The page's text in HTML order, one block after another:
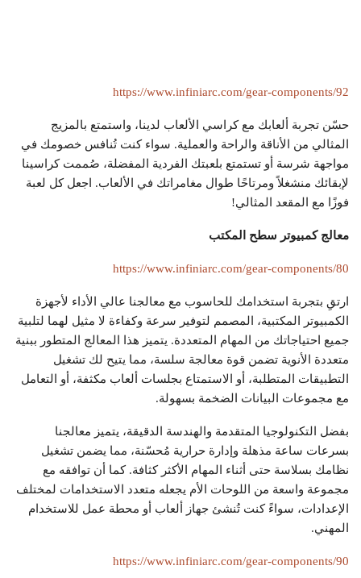
https://www.infiniarc.com/gear-components/92
حسّن تجربة ألعابك مع كراسي الألعاب لدينا، واستمتع بالمزيج
المثالي من الأناقة والراحة والعملية. سواء كنت تُنافس خصومك في
مواجهة شرسة أو تستمتع بلعبتك الفردية المفضلة، صُممت كراسينا
لإبقائك منشغلاً ومرتاحًا طوال مغامراتك في الألعاب. اجعل كل لعبة
فوزًا مع المقعد المثالي!
معالج كمبيوتر سطح المكتب
https://www.infiniarc.com/gear-components/80
ارتقِ بتجربة استخدامك للحاسوب مع معالجنا عالي الأداء لأجهزة
الكمبيوتر المكتبية، المصمم لتوفير سرعة وكفاءة لا مثيل لهما لتلبية
جميع احتياجاتك من المهام المتعددة. يتميز هذا المعالج المتطور ببنية
متعددة الأنوية تضمن قوة معالجة سلسة، مما يتيح لك تشغيل
التطبيقات المتطلبة، أو الاستمتاع بجلسات ألعاب مكثفة، أو التعامل
مع مجموعات البيانات الضخمة بسهولة.
بفضل التكنولوجيا المتقدمة والهندسة الدقيقة، يتميز معالجنا
بسرعات ساعة مذهلة وإدارة حرارية مُحسّنة، مما يضمن تشغيل
نظامك بسلاسة حتى أثناء المهام الأكثر كثافة. كما أن توافقه مع
مجموعة واسعة من اللوحات الأم يجعله متعدد الاستخدامات لمختلف
الإعدادات، سواءً كنت تُنشئ جهاز ألعاب أو محطة عمل للاستخدام
المهني.
https://www.infiniarc.com/gear-components/90